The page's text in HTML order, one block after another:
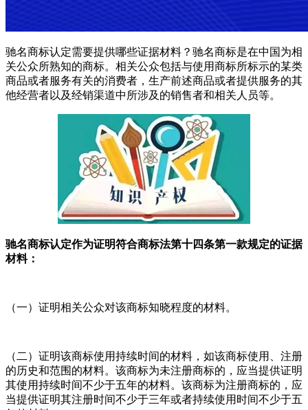
驰名商标认定需要提供哪些证据材料？驰名商标是在中国为相
关公众所熟知的商标。相关公众包括与使用商标所标示的某类
商品或者服务有关的消费者，生产前述商品或者提供服务的其
他经营者以及经销渠道中所涉及的销售者和相关人员等。
驰名商标认定作为证明符合商标法第十四条第一款规定的证据
材料：
（一）证明相关公众对该商标知晓程度的材料。
（二）证明该商标使用持续时间的材料，如该商标使用、注册
的历史和范围的材料。该商标为未注册商标的，应当提供证明
其使用持续时间不少于五年的材料。该商标为注册商标的，应
当提供证明其注册时间不少于三年或者持续使用时间不少于五